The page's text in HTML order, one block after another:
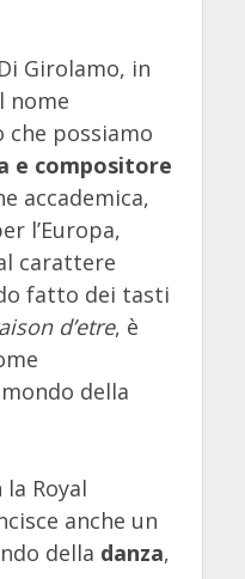
Girolamo, in
nome
che possiamo
e compositore
accademica,
l’Europa,
carattere
fatto dei tasti
d’etre, è
della
Royal
anche un
della danza,